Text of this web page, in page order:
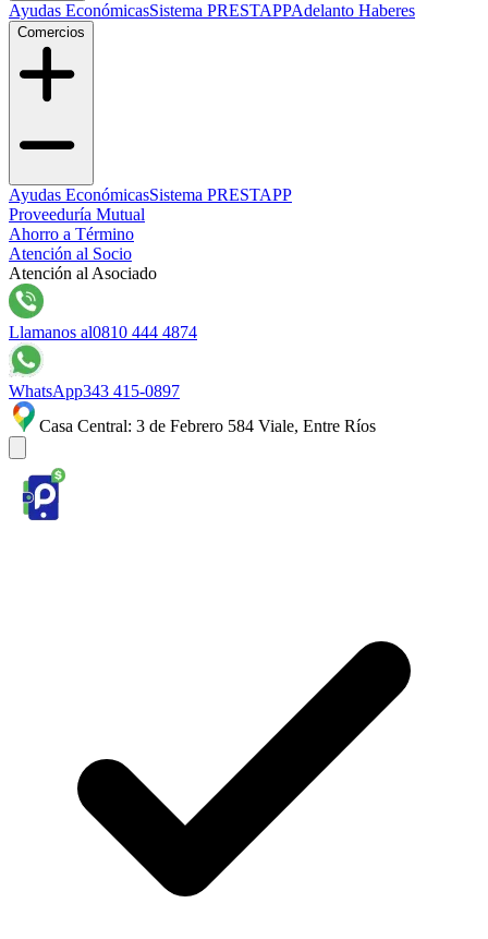
Ayudas EconómicasSistema PRESTAPPAdelanto Haberes
Comercios
Ayudas EconómicasSistema PRESTAPP
Proveeduría Mutual
Ahorro a Término
Atención al Socio
Atención al Asociado
Llamanos al0810 444 4874
WhatsApp343 415-0897
Casa Central: 3 de Febrero 584 Viale, Entre Ríos